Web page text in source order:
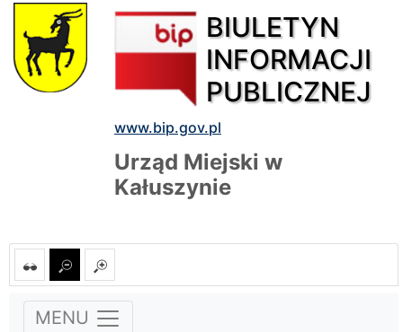
BIULETYN
INFORMACJI
PUBLICZNEJ
www.bip.gov.pl
Urząd Miejski w
Kałuszynie
MENU